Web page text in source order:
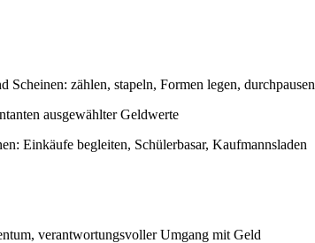
Scheinen: zählen, stapeln, Formen legen, durchpausen
ausgewählter Geldwerte
Einkäufe begleiten, Schülerbasar, Kaufmannsladen
verantwortungsvoller Umgang mit Geld